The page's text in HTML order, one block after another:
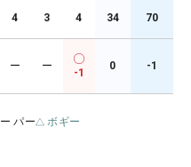
4 3 4 34 70
ー ー
-1
0 -1
ー パー ボギー